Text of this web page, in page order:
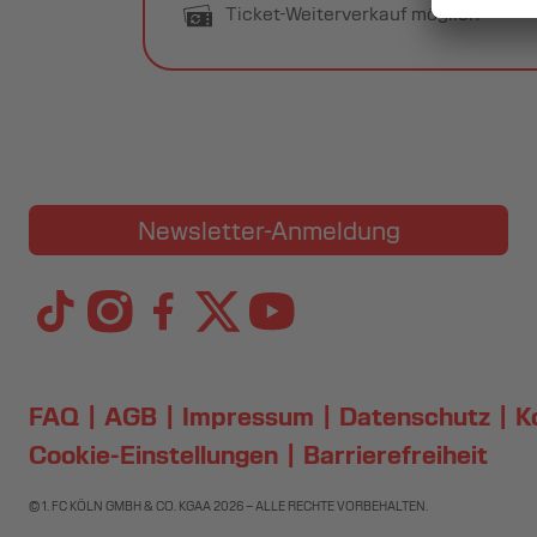
Ticket-Weiterverkauf möglich
Newsletter-Anmeldung
FAQ AGB Impressum Datenschutz
Cookie-Einstellungen
Barrierefreiheit
© 1. FC KÖLN GMBH & CO. KGAA2026– ALLE RECHTE VORBEHALTEN.